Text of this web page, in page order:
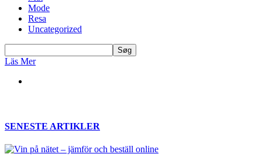
Mode
Resa
Uncategorized
Läs Mer
SENESTE ARTIKLER